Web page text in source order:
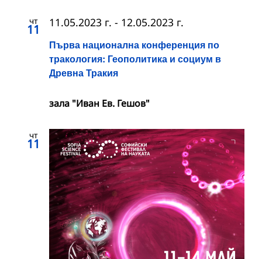
чт
11
Първа национална конференция по
тракология: Геополитика и социум в
Древна Тракия
11.05.2023 г. - 12.05.2023 г.
зала "Иван Ев. Гешов"
чт
11